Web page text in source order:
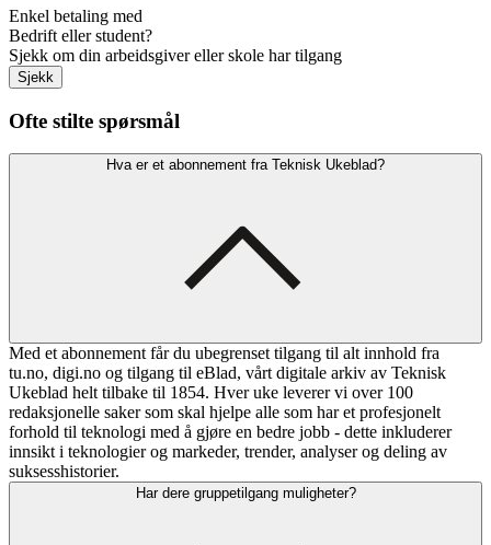
Enkel betaling med
Bedrift eller student?
Sjekk om din arbeidsgiver eller skole har tilgang
Sjekk
Ofte stilte spørsmål
Hva er et abonnement fra Teknisk Ukeblad?
Med et abonnement får du ubegrenset tilgang til alt innhold fra
tu.no, digi.no og tilgang til eBlad, vårt digitale arkiv av Teknisk
Ukeblad helt tilbake til 1854. Hver uke leverer vi over 100
redaksjonelle saker som skal hjelpe alle som har et profesjonelt
forhold til teknologi med å gjøre en bedre jobb - dette inkluderer
innsikt i teknologier og markeder, trender, analyser og deling av
suksesshistorier.
Har dere gruppetilgang muligheter?